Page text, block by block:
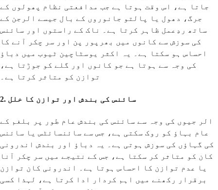
جاتا ہے، اس وقت ہوتا ہے جب مدافعتی نظام پھولوں کے
جرگ، دھول یا پالتو جانوروں کے بال جیسے الرجن کے
ساتھ ردِعمل ظاہر کرتا ہے۔ ناک کے راستوں اور سائنس
کی سوزش سے کانوں میں بھرپور پن اور سر چکر آنے کا
احساس ہو سکتا ہے۔ یہ اکثر یوسٹاچین ٹیوب میں دباؤ
کی وجہ سے ہوتا ہے جو کانوں اور گلے کو جوڑتا ہے،
توازن کو متاثر کرتا ہے۔
2. سائنس کی بندش اور توازن کا خلل
الر جیوں کی وجہ سے سائنس کی بندش عام طور پر بلغم کے
عام بہاؤ کو روک سکتی ہے، جس سے سائنسائٹس یا سائنس
کی گہاؤں کی سوزش ہوتی ہے۔ یہ دباؤ اور بندش اندرونی
کان کو متاثر کر سکتا ہے، جس کے نتیجے میں سر چکر آنا
یا عدم توازن کا احساس ہوتا ہے۔ اندرونی کان توازن
برقرار رکھنے میں اہم کردار ادا کرتا ہے، لہذا کسی